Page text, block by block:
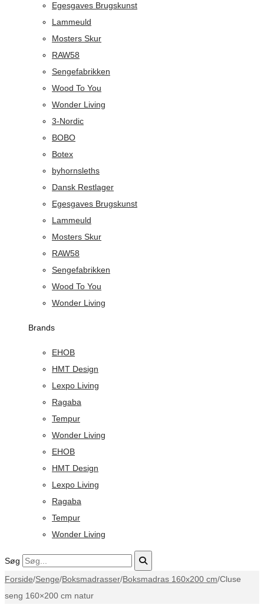
Egesgaves Brugskunst
Lammeuld
Mosters Skur
RAW58
Sengefabrikken
Wood To You
Wonder Living
3-Nordic
BOBO
Botex
byhornsleths
Dansk Restlager
Egesgaves Brugskunst
Lammeuld
Mosters Skur
RAW58
Sengefabrikken
Wood To You
Wonder Living
Brands
EHOB
HMT Design
Lexpo Living
Ragaba
Tempur
Wonder Living
EHOB
HMT Design
Lexpo Living
Ragaba
Tempur
Wonder Living
Søg
Forside/Senge/Boksmadrasser/Boksmadras 160x200 cm/Cluse
seng 160×200 cm natur